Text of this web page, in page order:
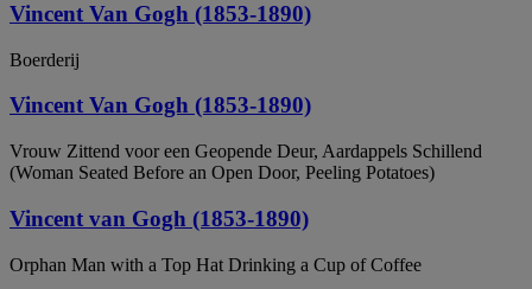
Vincent Van Gogh (1853-1890)
Boerderij
Vincent Van Gogh (1853-1890)
Vrouw Zittend voor een Geopende Deur, Aardappels Schillend
(Woman Seated Before an Open Door, Peeling Potatoes)
Vincent van Gogh (1853-1890)
Orphan Man with a Top Hat Drinking a Cup of Coffee